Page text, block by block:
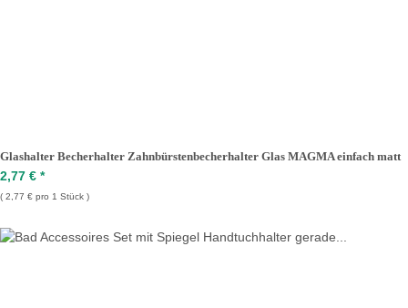
Glashalter Becherhalter Zahnbürstenbecherhalter Glas MAGMA einfach matt
2,77 € *
2,77 € pro 1 Stück